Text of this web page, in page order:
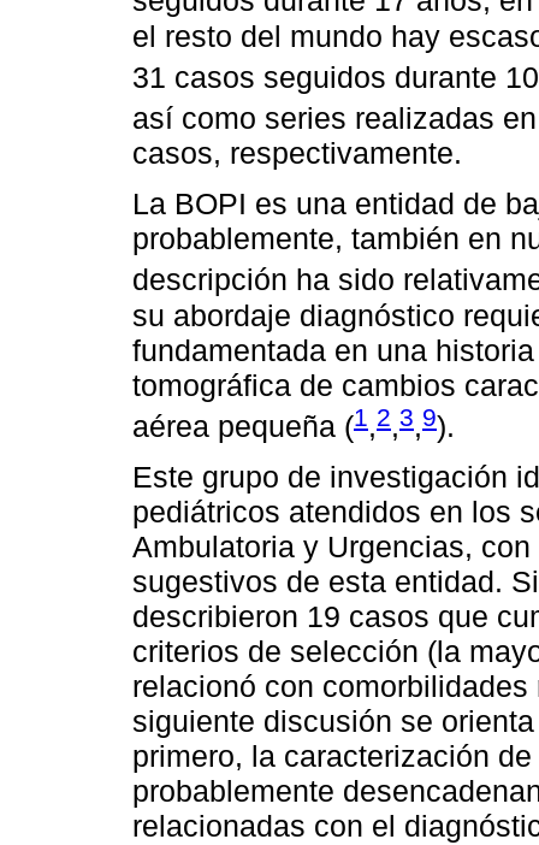
el resto del mundo hay
31 casos seguidos durante
así como series realizadas
casos, respectivamente.
La BOPI es una entidad de
probablemente, también en
descripción ha sido
su abordaje diagnóstico
fundamentada en una
tomográfica de cambios
aérea pequeña (1,2,3,9).
Este grupo de investigación
pediátricos atendidos en los
Ambulatoria y Urgencias,
sugestivos de esta entidad.
describieron 19 casos que
criterios de selección (la
relacionó con
siguiente discusión se
primero, la caracterización
probablemente
relacionadas con el